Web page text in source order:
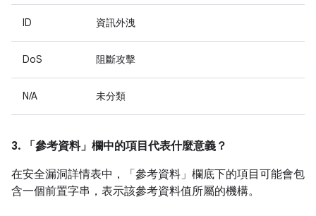
ID 資訊外洩
DoS 阻斷攻擊
N/A 未分類
3. 「參考資料」 欄中的項目代表什麼意義？
在安全漏洞詳情表中，「參考資料」 欄底下的項目可能會包
含一個前置字串，表示該參考資料值所屬的機構。